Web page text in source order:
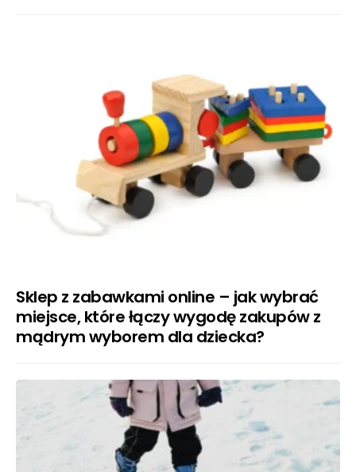
Sklep z zabawkami online – jak wybrać
miejsce, które łączy wygodę zakupów z
mądrym wyborem dla dziecka?